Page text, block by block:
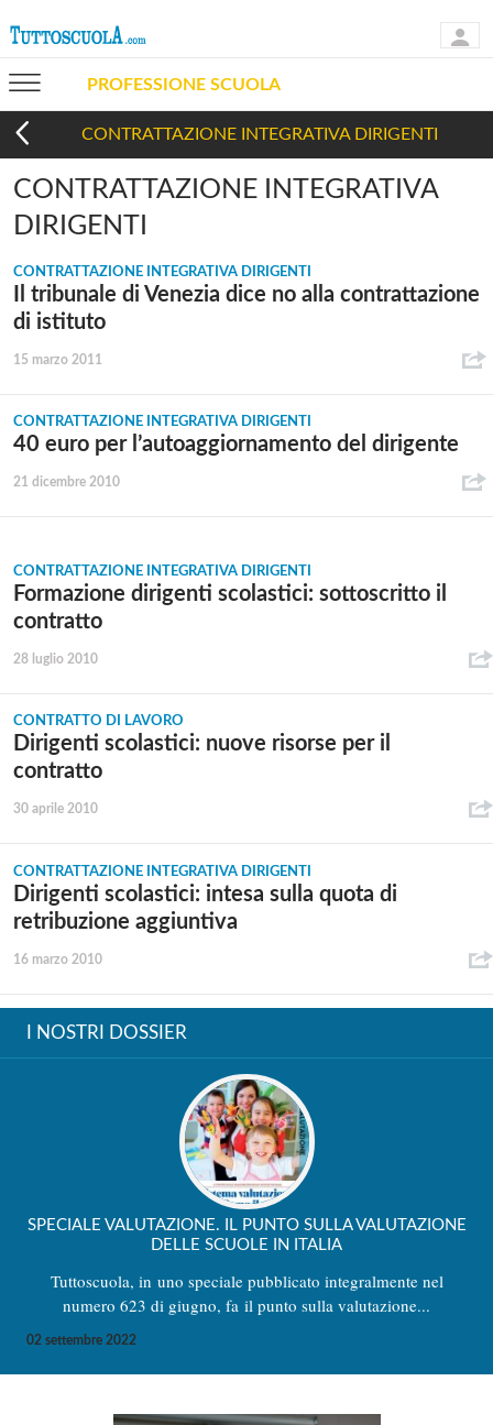
PROFESSIONE SCUOLA
CONTRATTAZIONE INTEGRATIVA DIRIGENTI
CONTRATTAZIONE INTEGRATIVA
DIRIGENTI
CONTRATTAZIONE INTEGRATIVA DIRIGENTI
Il tribunale di Venezia dice no alla contrattazione
di istituto
15 marzo 2011
CONTRATTAZIONE INTEGRATIVA DIRIGENTI
40 euro per l’autoaggiornamento del dirigente
21 dicembre 2010
CONTRATTAZIONE INTEGRATIVA DIRIGENTI
Formazione dirigenti scolastici: sottoscritto il
contratto
28 luglio 2010
CONTRATTO DI LAVORO
Dirigenti scolastici: nuove risorse per il
contratto
30 aprile 2010
CONTRATTAZIONE INTEGRATIVA DIRIGENTI
Dirigenti scolastici: intesa sulla quota di
retribuzione aggiuntiva
16 marzo 2010
I NOSTRI DOSSIER
SPECIALE VALUTAZIONE. IL PUNTO SULLA VALUTAZIONE
DELLE SCUOLE IN ITALIA
Tuttoscuola, in uno speciale pubblicato integralmente nel
numero 623 di giugno, fa il punto sulla valutazione...
02 settembre 2022